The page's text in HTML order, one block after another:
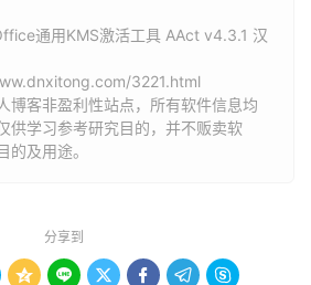
通用KMS激活工具 AAct v4.3.1 汉
3221.html
博客非盈利性站点，所有软件信息均
供学习参考研究目的，并不贩卖软
的及用途。
分享到
     